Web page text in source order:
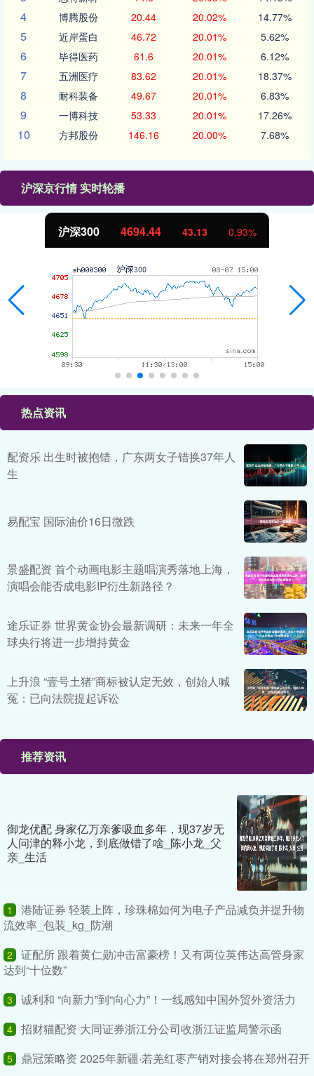
4 博腾股份 20.44 20.02% 14.77%
5 近岸蛋白 46.72 20.01% 5.62%
6 毕得医药 61.6 20.01% 6.12%
7 五洲医疗 83.62 20.01% 18.37%
8 耐科装备 49.67 20.01% 6.83%
9 一博科技 53.33 20.01% 17.26%
10 方邦股份 146.16 20.00% 7.68%
沪深京行情 实时轮播
43.13 0.93% 北证50
热点资讯
配资乐 出生时被抱错，广东两女子错换37年人
生
易配宝 国际油价16日微跌
景盛配资 首个动画电影主题唱演秀落地上海，
演唱会能否成电影IP衍生新路径？
途乐证券 世界黄金协会最新调研：未来一年全
球央行将进一步增持黄金
上升浪 “壹号土猪”商标被认定无效，创始人喊
冤：已向法院提起诉讼
推荐资讯
御龙优配 身家亿万亲爹吸血多年，现37岁无
人问津的释小龙，到底做错了啥_陈小龙_父
亲_生活
1
港陆证券 轻装上阵，珍珠棉如何为电子产品减负并提升物
流效率_包装_kg_防潮
2
证配所 跟着黄仁勋冲击富豪榜！又有两位英伟达高管身家
达到“十位数”
3 诚利和 “向新力”到“向心力”！一线感知中国外贸外资活力
4 招财猫配资 大同证券浙江分公司收浙江证监局警示函
5 鼎冠策略资 2025年新疆·若羌红枣产销对接会将在郑州召开